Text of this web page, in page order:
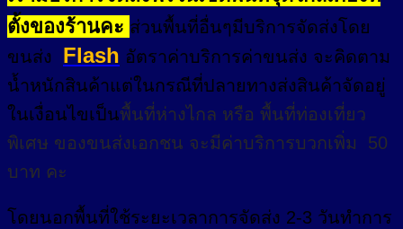
ตั้งของร้านคะ ส่วนพื้นที่อื่นๆมีบริการจัดส่งโดย
ขนส่ง Flash อัตราค่าบริการค่าขนส่ง จะคิดตาม
น้ำหนักสินค้าแต่ในกรณีที่ปลายทางส่งสินค้าจัดอยู่
ในเงื่อนไขเป็นพื้นที่ห่างไกล หรือ พื้นที่ท่องเที่ยว
พิเศษ ของขนส่งเอกชน จะมีค่าบริการบวกเพิ่ม 50
บาท คะ
โดยนอกพื้นที่ใช้ระยะเวลาการจัดส่ง 2-3 วันทำการ